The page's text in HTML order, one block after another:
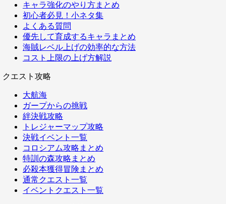
キャラ強化のやり方まとめ
初心者必見！小ネタ集
よくある質問
優先して育成するキャラまとめ
海賊レベル上げの効率的な方法
コスト上限の上げ方解説
クエスト攻略
大航海
ガープからの挑戦
絆決戦攻略
トレジャーマップ攻略
決戦イベント一覧
コロシアム攻略まとめ
特訓の森攻略まとめ
必殺本獲得冒険まとめ
通常クエスト一覧
イベントクエスト一覧